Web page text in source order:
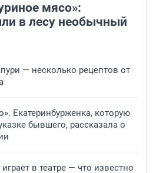
мясо»:
в лесу необычный
— несколько рецептов от
Екатеринбурженка, которую
бывшего, рассказала о
в театре — что известно